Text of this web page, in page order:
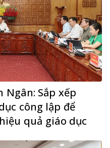
Sắp xếp
công lập để
quả giáo dục